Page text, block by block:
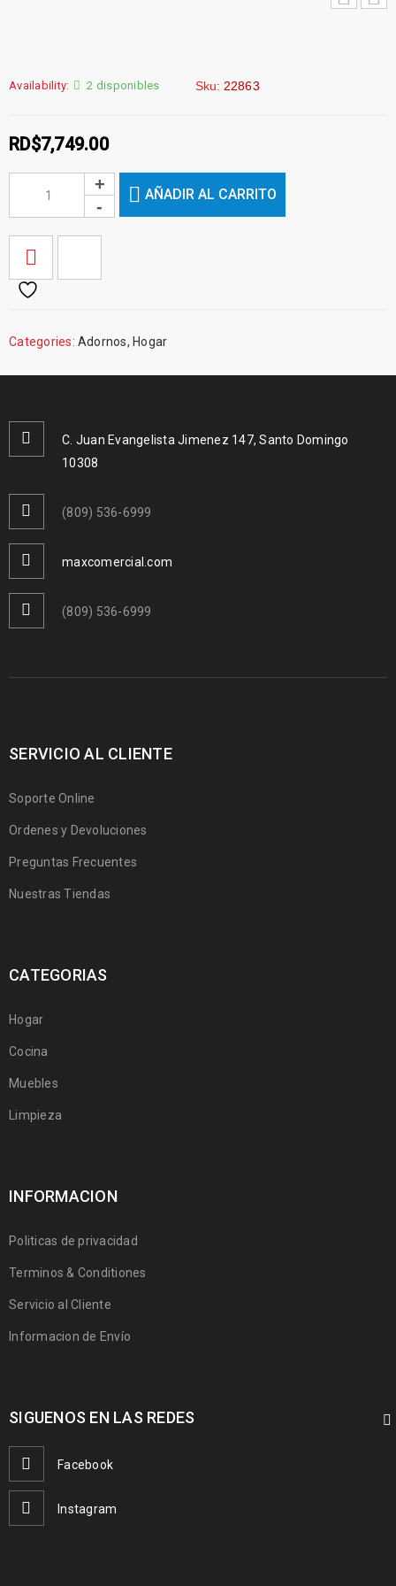
Availability: 2 disponibles Sku: 22863
RD$7,749.00
AÑADIR AL CARRITO
Categories: Adornos, Hogar
C. Juan Evangelista Jimenez 147, Santo Domingo
10308
(809) 536-6999
maxcomercial.com
(809) 536-6999
SERVICIO AL CLIENTE
Soporte Online
Ordenes y Devoluciones
Preguntas Frecuentes
Nuestras Tiendas
CATEGORIAS
Hogar
Cocina
Muebles
Limpieza
INFORMACION
Politicas de privacidad
Terminos & Conditiones
Servicio al Cliente
Informacion de Envío
SIGUENOS EN LAS REDES
Facebook
Instagram